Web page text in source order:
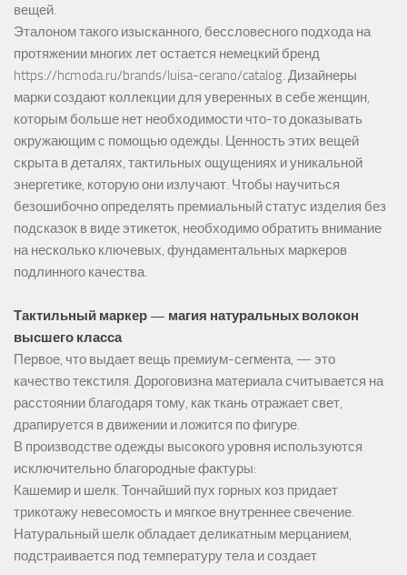
вещей.
Эталоном такого изысканного, бессловесного подхода на
протяжении многих лет остается немецкий бренд
https://hcmoda.ru/brands/luisa-cerano/catalog. Дизайнеры
марки создают коллекции для уверенных в себе женщин,
которым больше нет необходимости что-то доказывать
окружающим с помощью одежды. Ценность этих вещей
скрыта в деталях, тактильных ощущениях и уникальной
энергетике, которую они излучают. Чтобы научиться
безошибочно определять премиальный статус изделия без
подсказок в виде этикеток, необходимо обратить внимание
на несколько ключевых, фундаментальных маркеров
подлинного качества.
Тактильный маркер — магия натуральных волокон
высшего класса
Первое, что выдает вещь премиум-сегмента, — это
качество текстиля. Дороговизна материала считывается на
расстоянии благодаря тому, как ткань отражает свет,
драпируется в движении и ложится по фигуре.
В производстве одежды высокого уровня используются
исключительно благородные фактуры:
Кашемир и шелк. Тончайший пух горных коз придает
трикотажу невесомость и мягкое внутреннее свечение.
Натуральный шелк обладает деликатным мерцанием,
подстраивается под температуру тела и создает